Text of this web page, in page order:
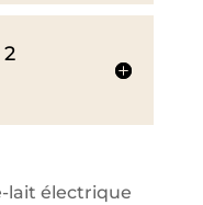
lait électrique